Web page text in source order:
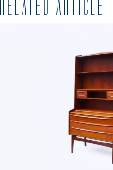
RELATED ARTICLE